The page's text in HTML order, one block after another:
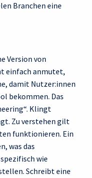
Branchen eine
Version von
einfach anmutet,
damit Nutzer:innen
bekommen. Das
Klingt
Zu verstehen gilt
funktionieren. Ein
was das
wie
Schreibt eine